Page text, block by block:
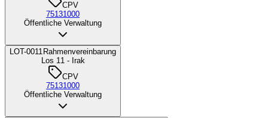
CPV
75131000
Öffentliche Verwaltung
LOT-0011 Rahmenvereinbarung
Los 11 - Irak
CPV
75131000
Öffentliche Verwaltung